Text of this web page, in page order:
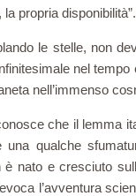
propria disponibilità”.
le stelle, non
nel tempo
nell’immenso
che il lemma
una qualche
nato e cresciuto
l’avventura